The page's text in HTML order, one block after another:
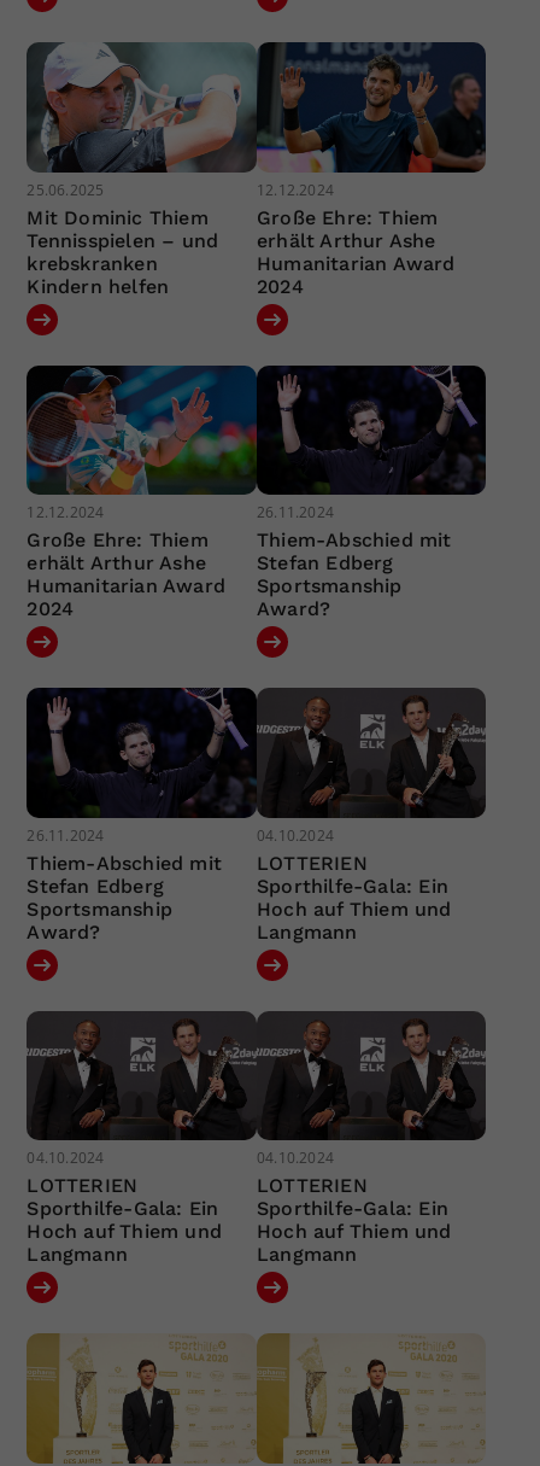
25.06.2025
Mit Dominic Thiem
Tennisspielen – und
krebskranken
Kindern helfen
12.12.2024
Große Ehre: Thiem
erhält Arthur Ashe
Humanitarian Award
2024
12.12.2024
Große Ehre: Thiem
erhält Arthur Ashe
Humanitarian Award
2024
26.11.2024
Thiem-Abschied mit
Stefan Edberg
Sportsmanship
Award?
26.11.2024
Thiem-Abschied mit
Stefan Edberg
Sportsmanship
Award?
04.10.2024
LOTTERIEN
Sporthilfe-Gala: Ein
Hoch auf Thiem und
Langmann
04.10.2024
LOTTERIEN
Sporthilfe-Gala: Ein
Hoch auf Thiem und
Langmann
04.10.2024
LOTTERIEN
Sporthilfe-Gala: Ein
Hoch auf Thiem und
Langmann